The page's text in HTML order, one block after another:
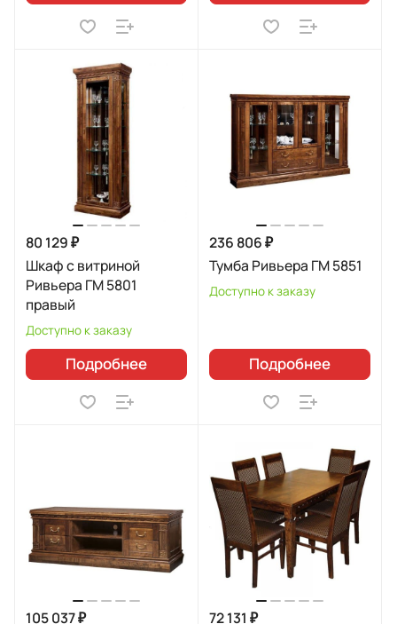
80 129 ₽
Шкаф с витриной
Ривьера ГМ 5801
правый
Доступно к заказу
Подробнее
236 806 ₽
Тумба Ривьера ГМ 5851
Доступно к заказу
Подробнее
105 037 ₽
72 131 ₽